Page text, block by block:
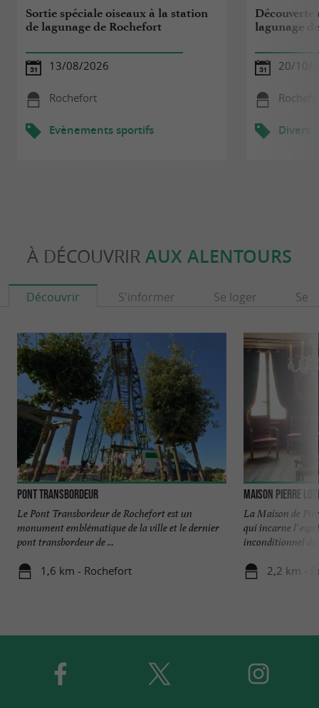
Sortie spéciale oiseaux à la station
de lagunage de Rochefort
13/08/2026
Rochefort
Evènements sportifs
lagunage
20/10/
Divers
À DÉCOUVRIR AUX ALENTOURS
Découvrir S'informer Se loger Se
Pont Transbordeur
Le Pont Transbordeur de Rochefort est un
monument emblématique de la ville et le dernier
pont transbordeur de ...
1,6 km - Rochefort
Maison Pierre Loti
La Maison de
qui incarne l'
inconditionnel du
2,2 km -